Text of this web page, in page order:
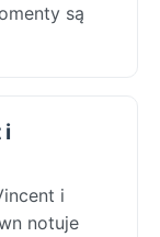
są
i
i
notuje